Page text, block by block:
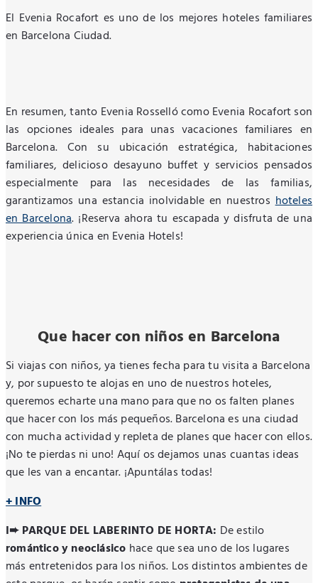
El Evenia Rocafort es uno de los mejores hoteles familiares
en Barcelona Ciudad.
En resumen, tanto Evenia Rosselló como Evenia Rocafort son
las opciones ideales para unas vacaciones familiares en
Barcelona. Con su ubicación estratégica, habitaciones
familiares, delicioso desayuno buffet y servicios pensados
especialmente para las necesidades de las familias,
garantizamos una estancia inolvidable en nuestroshoteles
en Barcelona. ¡Reserva ahora tu escapada y disfruta de una
experiencia única en Evenia Hotels!
Que hacer con niños en Barcelona
Si viajas con niños, ya tienes fecha para tu visita a Barcelona
y, por supuesto te alojas en uno de nuestros hoteles,
queremos echarte una mano para que no os falten planes
que hacer con los más pequeños. Barcelona es una ciudad
con mucha actividad y repleta de planes que hacer con ellos.
¡No te pierdas ni uno! Aquí os dejamos unas cuantas ideas
que les van a encantar. ¡Apuntálas todas!
+ INFO
I➨ PARQUE DEL LABERINTO DE HORTA: De estilo
romántico y neoclásico hace que sea uno de los lugares
más entretenidos para los niños. Los distintos ambientes de